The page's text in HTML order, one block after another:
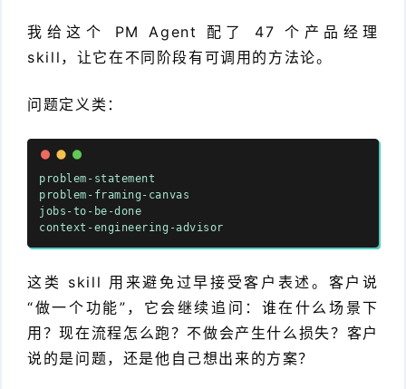
我给这个 PM Agent 配了 47 个产品经理
skill，让它在不同阶段有可调用的方法论。
问题定义类：
problem-statement
problem-framing-canvas
jobs-to-be-done
context-engineering-advisor
这类 skill 用来避免过早接受客户表述。客户说
“做一个功能”，它会继续追问：谁在什么场景下
用？现在流程怎么跑？不做会产生什么损失？客户
说的是问题，还是他自己想出来的方案？